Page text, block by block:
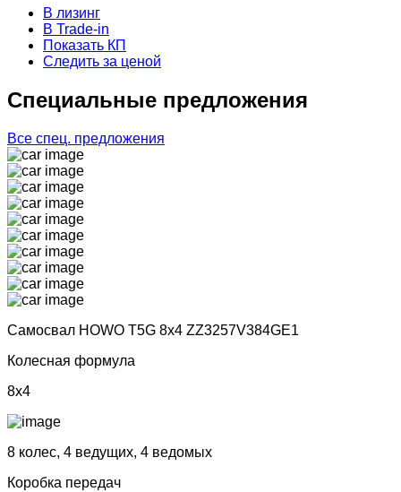
В лизинг
В Trade-in
Показать КП
Следить за ценой
Cпециальные предложения
Все спец. предложения
Самосвал HOWO T5G 8x4 ZZ3257V384GE1
Колесная формула
8x4
8 колес, 4 ведущих, 4 ведомых
Коробка передач